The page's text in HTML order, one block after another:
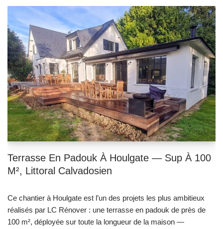
Terrasse En Padouk À Houlgate — Sup À 100
M², Littoral Calvadosien
Ce chantier à Houlgate est l’un des projets les plus ambitieux
réalisés par LC Rénover : une terrasse en padouk de près de
100 m², déployée sur toute la longueur de la maison —